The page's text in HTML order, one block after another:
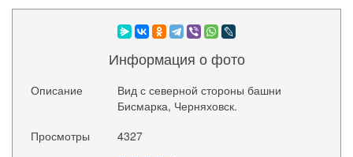
Информация о фото
Описание
Вид с северной стороны башни
Бисмарка, Черняховск.
Просмотры
4327